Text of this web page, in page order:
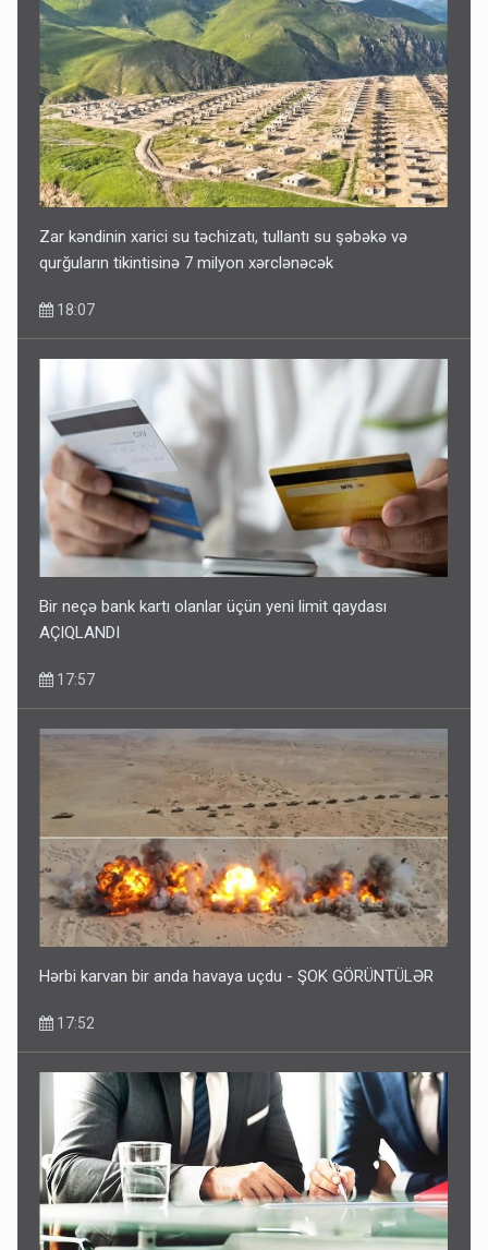
Zar kəndinin xarici su təchizatı, tullantı su şəbəkə və
qurğuların tikintisinə 7 milyon xərclənəcək
18:07
Bir neçə bank kartı olanlar üçün yeni limit qaydası
AÇIQLANDI
17:57
Hərbi karvan bir anda havaya uçdu - ŞOK GÖRÜNTÜLƏR
17:52